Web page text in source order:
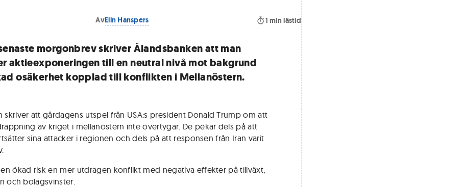
AvElin Hanspers 1 min lästid
morgonbrev skriver Ålandsbanken att man
aktieexponeringen till en neutral nivå mot bakgrund
osäkerhet kopplad till konflikten i Mellanöstern.
skriver att gårdagens utspel från USA:s president Donald Trump om att
av kriget i mellanöstern inte övertygar. De pekar dels på att
sina attacker i regionen och dels på att responsen från Iran varit
en ökad risk en mer utdragen konflikt med negativa effekter på tillväxt,
och bolagsvinster.